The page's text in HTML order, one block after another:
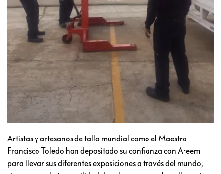
Artistas y artesanos de talla mundial como el Maestro
Francisco Toledo han depositado su confianza con Areem
para llevar sus diferentes exposiciones a través del mundo,